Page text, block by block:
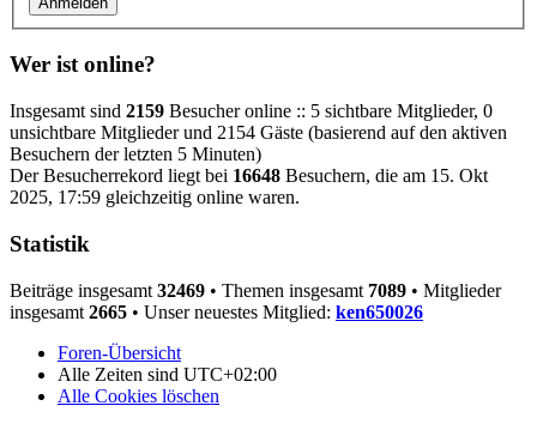
Wer ist online?
Insgesamt sind 2159 Besucher online :: 5 sichtbare Mitglieder, 0
unsichtbare Mitglieder und 2154 Gäste (basierend auf den aktiven
Besuchern der letzten 5 Minuten)
Der Besucherrekord liegt bei 16648 Besuchern, die am 15. Okt
2025, 17:59 gleichzeitig online waren.
Statistik
Beiträge insgesamt 32469 • Themen insgesamt 7089 • Mitglieder
insgesamt 2665 • Unser neuestes Mitglied: ken650026
Foren-Übersicht
Alle Zeiten sind UTC+02:00
Alle Cookies löschen